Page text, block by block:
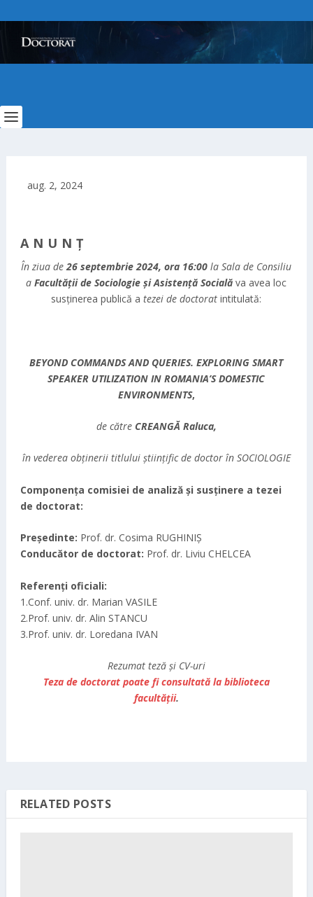
aug. 2, 2024
A N U N Ţ
În ziua de26 septembrie 2024, ora 16:00 la Sala de Consiliu
a Facultăţii de Sociologie și Asistență Socială va avea loc
susţinerea publică a tezei de doctorat intitulată:
BEYOND COMMANDS AND QUERIES. EXPLORING SMART
SPEAKER UTILIZATION IN ROMANIA’S DOMESTIC
ENVIRONMENTS,
de către CREANGĂ Raluca,
în vederea obţinerii titlului ştiinţific de doctor în SOCIOLOGIE
Componenţa comisiei de analiză şi susţinere a tezei
de doctorat:
Preşedinte: Prof. dr. Cosima RUGHINIȘ
Conducător de doctorat: Prof. dr. Liviu CHELCEA
Referenţi oficiali:
1.Conf. univ. dr. Marian VASILE
2.Prof. univ. dr. Alin STANCU
3.Prof. univ. dr. Loredana IVAN
Rezumat teză și CV-uri
Teza de doctorat poate fi consultată la biblioteca
facultăţii.
RELATED POSTS